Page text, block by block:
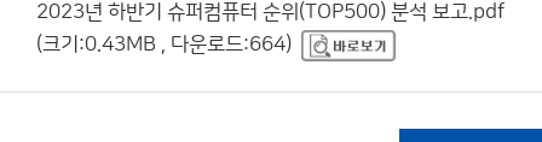
2023년 하반기 슈퍼컴퓨터 순위(TOP500) 분석 보고.pdf
(크기:0.43MB , 다운로드:664)